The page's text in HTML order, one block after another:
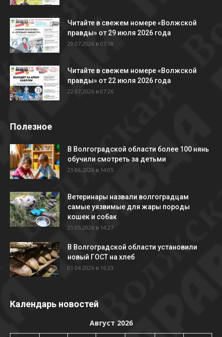
Читайте в свежем номере «Волжской
правды» от 29 июля 2026 года
29.07.2026 в 07:18
Читайте в свежем номере «Волжской
правды» от 22 июля 2026 года
22.07.2026 в 07:26
Полезное
В Волгоградской области более 100 нянь
обучили смотреть за детьми
21.06.2026 в 14:05
Ветеринары назвали волгоградцам
самые уязвимые для жары породы
кошек и собак
21.05.2026 в 14:27
В Волгоградской области установили
новый ГОСТ на хлеб
01.04.2026 в 16:23
Календарь новостей
Август 2026